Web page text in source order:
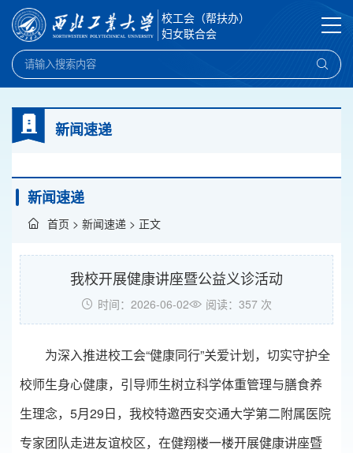
校工会（帮扶办）
妇女联合会
新闻速递
新闻速递
首页 > 新闻速递 > 正文
我校开展健康讲座暨公益义诊活动
时间：2026-06-02 阅读： 357 次
为深入推进校工会“健康同行”关爱计划，切实守护全
校师生身心健康，引导师生树立科学体重管理与膳食养
生理念，5月29日，我校特邀西安交通大学第二附属医院
专家团队走进友谊校区，在健翔楼一楼开展健康讲座暨